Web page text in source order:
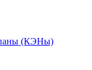
(КЭНы)